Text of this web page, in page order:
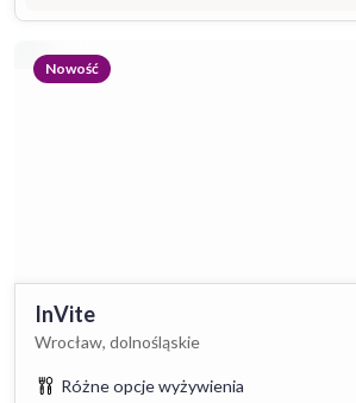
Nowość
InVite
Wrocław, dolnośląskie
Różne opcje wyżywienia